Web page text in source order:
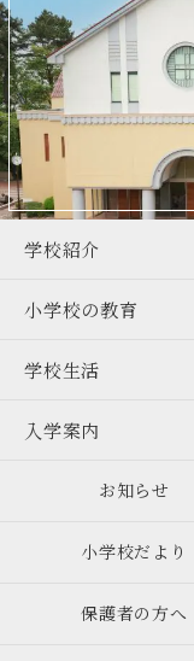
学校紹介
小学校の教育
学校生活
入学案内
お知らせ
小学校だより
保護者の方へ